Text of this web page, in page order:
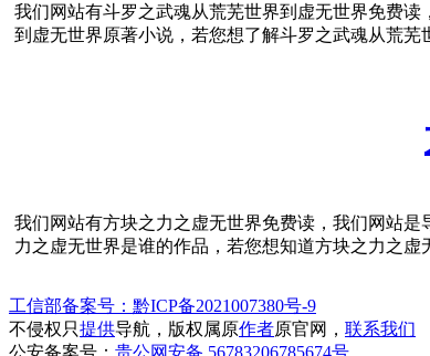
我们网站有斗罗之武魂从荒芜世界到虚无世界免费
到虚无世界原著小说，若您想了解斗罗之武魂从荒
我们网站有方块之力之虚无世界免费读，我们网站
力之虚无世界是谁的作品，若您想知道方块之力之虚
工信部备案号：黔ICP备2021007380号-9
不侵权只提供导航，版权属原作者原官网， 联系我们
公安备案号： 贵公网安备 56783206785674号